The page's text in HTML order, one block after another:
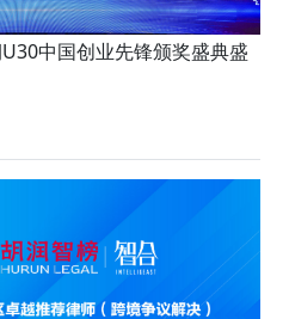
中国创业先锋颁奖盛典盛